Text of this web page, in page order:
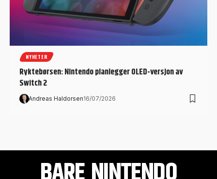
NYHETER
Ryktebørsen: Nintendo planlegger OLED-versjon av
Switch 2
Andreas Haldorsen16/07/2026